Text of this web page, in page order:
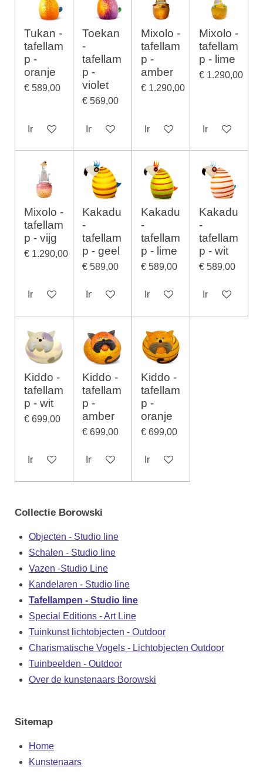
Tukan -
tafellam
p -
oranje
€ 589,00
In winkelwagen
Toekan
-
tafellam
p -
violet
€ 569,00
In winkelwagen
Mixolo -
tafellam
p -
amber
€ 1.290,00
In winkelwagen
Mixolo -
tafellam
p - lime
€ 1.290,00
In
Mixolo -
tafellam
p - vijg
€ 1.290,00
In winkelwagen
Kakadu
-
tafellam
p - geel
€ 589,00
In winkelwagen
Kakadu
-
tafellam
p - lime
€ 589,00
In winkelwagen
Kakadu
-
tafellam
p - wit
€ 589,00
In
Kiddo -
tafellam
p - wit
€ 699,00
In winkelwagen
Kiddo -
tafellam
p -
amber
€ 699,00
In winkelwagen
Kiddo -
tafellam
p -
oranje
€ 699,00
In winkelwagen
Collectie Borowski
Objecten - Studio line
Schalen - Studio line
Vazen -Studio Line
Kandelaren - Studio line
Tafellampen - Studio line
Special Editions - Art Line
Tuinkunst lichtobjecten - Outdoor
Charismatische Vogels - Lichtobjecten Outdoor
Tuinbeelden - Outdoor
Over de kunstenaars Borowski
Sitemap
Home
Kunstenaars